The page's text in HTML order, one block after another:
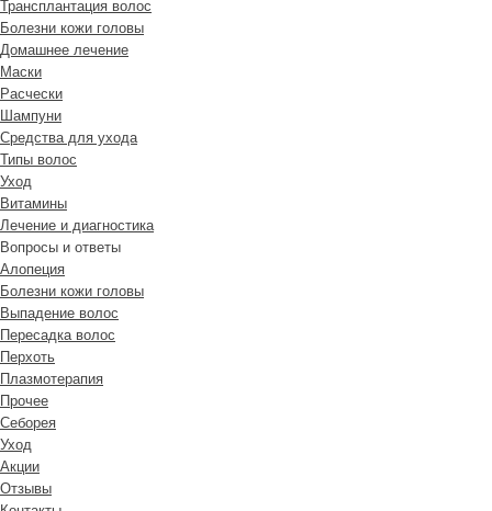
Трансплантация волос
Болезни кожи головы
Домашнее лечение
Маски
Расчески
Шампуни
Средства для ухода
Типы волос
Уход
Витамины
Лечение и диагностика
Вопросы и ответы
Алопеция
Болезни кожи головы
Выпадение волос
Пересадка волос
Перхоть
Плазмотерапия
Прочее
Себорея
Уход
Акции
Отзывы